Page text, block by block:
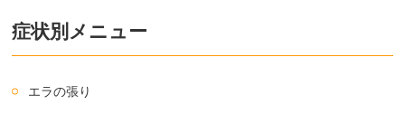
症状別メニュー
エラの張り